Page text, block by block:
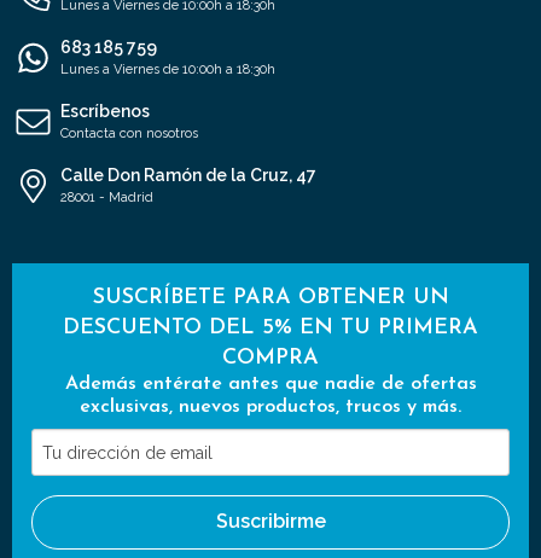
Lunes a Viernes de 10:00h a 18:30h
683 185 759
Lunes a Viernes de 10:00h a 18:30h
Escríbenos
Contacta con nosotros
Calle Don Ramón de la Cruz, 47
28001 - Madrid
SUSCRÍBETE PARA OBTENER UN
DESCUENTO DEL 5% EN TU PRIMERA
COMPRA
Además entérate antes que nadie de ofertas
exclusivas, nuevos productos, trucos y más.
Tu
dirección
de
email
Suscribirme